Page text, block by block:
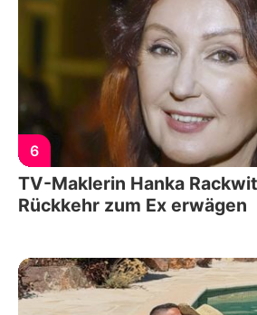
6
TV-Maklerin Hanka
Rückkehr zum Ex erwägen